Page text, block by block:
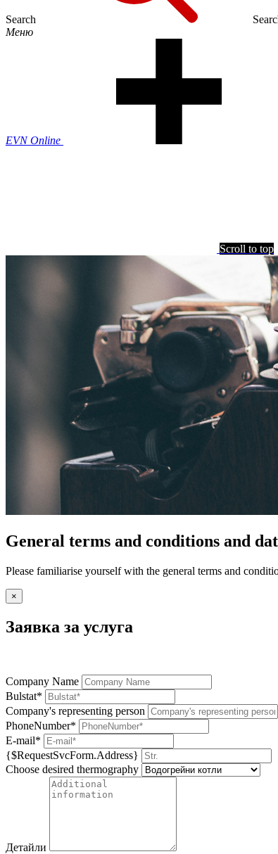
Search
Меню
EVN Online
Scroll to top
General terms and conditions and
Please familiarise yourself with the general terms and
×
Заявка за услуга
Company Name
Bulstat*
Company's representing person
PhoneNumber*
E-mail*
{$RequestSvcForm.Address}
Choose desired thermography
Детайли